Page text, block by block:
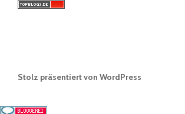
Stolz präsentiert von WordPress